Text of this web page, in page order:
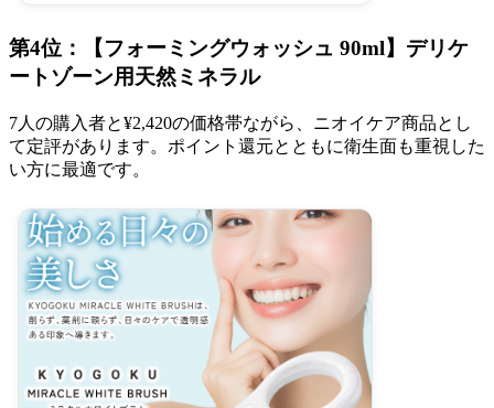
第4位：【フォーミングウォッシュ 90ml】デリケ
ートゾーン用天然ミネラル
7人の購入者と¥2,420の価格帯ながら、ニオイケア商品とし
て定評があります。ポイント還元とともに衛生面も重視した
い方に最適です。